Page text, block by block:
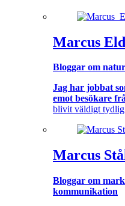
Marcus
Bloggar om
Jag har jobbat
emot besökare
blivit väldigt
Marcus
Bloggar om
kommunikation